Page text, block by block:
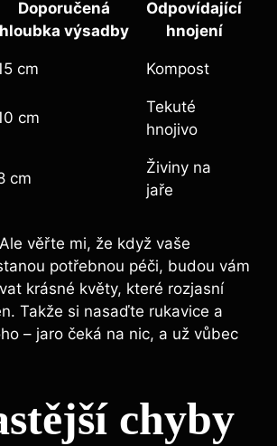
Doporučená
hloubka výsadby
Odpovídající
hnojení
cm Kompost
cm
Tekuté
hnojivo
cm
Živiny na
jaře
věřte mi, že když vaše
potřebnou péči, budou vám
krásné květy, které rozjasní
Takže si nasaďte rukavice a
– jaro čeká na nic, a už vůbec
chyby